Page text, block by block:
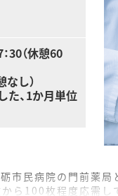
30（休憩60
し）
、1か月単位
民病院の門前薬局
ら100枚程度応需